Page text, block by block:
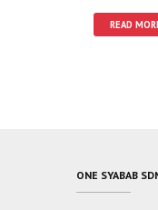
READ
ONE SYABAB